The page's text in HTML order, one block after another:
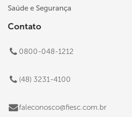
Saúde e Segurança
Contato
0800-048-1212
(48) 3231-4100
faleconosco@fiesc.com.br